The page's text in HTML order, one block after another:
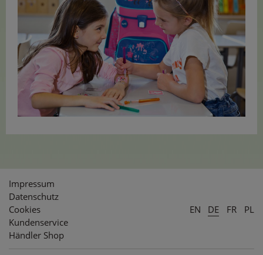
Impressum
Datenschutz
Cookies
Kundenservice
Händler Shop
EN DE FR PL